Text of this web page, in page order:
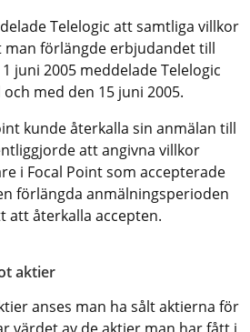
Telelogic att samtliga villkor
förlängde erbjudandet till
juni 2005 meddelade Telelogic
med den 15 juni 2005.
kunde återkalla sin anmälan till
att angivna villkor
i Focal Point som accepterade
förlängda anmälningsperioden
att återkalla accepten.
aktier
anses man ha sålt aktierna för